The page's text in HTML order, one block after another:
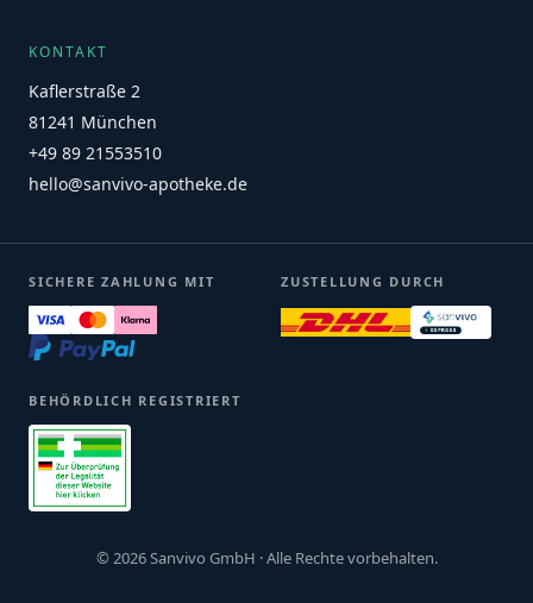
KONTAKT
Kaflerstraße 2
81241 München
+49 89 21553510
hello@sanvivo-apotheke.de
SICHERE ZAHLUNG MIT ZUSTELLUNG DURCH
BEHÖRDLICH REGISTRIERT
© 2026 Sanvivo GmbH · Alle Rechte vorbehalten.